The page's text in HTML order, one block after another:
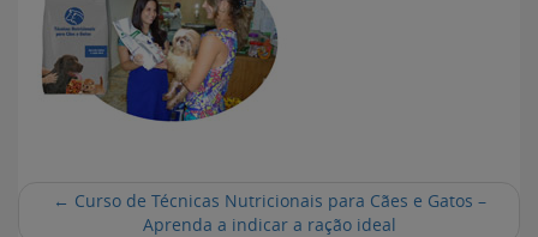
← Curso de Técnicas Nutricionais para Cães e Gatos –
Aprenda a indicar a ração ideal